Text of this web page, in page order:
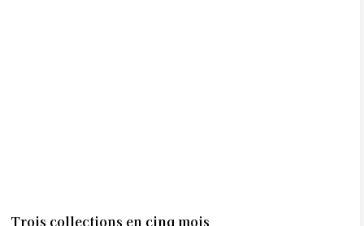
Trois collections en cinq mois